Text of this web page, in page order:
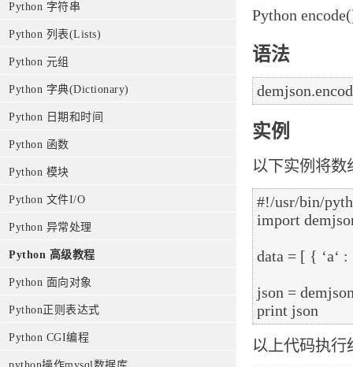
Python 字符串
Python 列表(Lists)
Python 元组
Python 字典(Dictionary)
Python 日期和时间
Python 函数
Python 模块
Python 文件I/O
Python 异常处理
Python 高级教程
Python 面向对象
Python正则表达式
Python CGI编程
Python
语法
实例
以下实例将数
#!/usr/bin/
import
data = [ { ‘a‘ :
json =
以上代码执行